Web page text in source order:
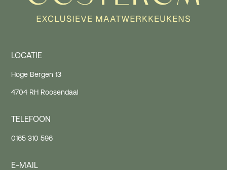
LOCATIE
Hoge Bergen 13
4704 RH Roosendaal
TELEFOON
0165 310 596
E-MAIL